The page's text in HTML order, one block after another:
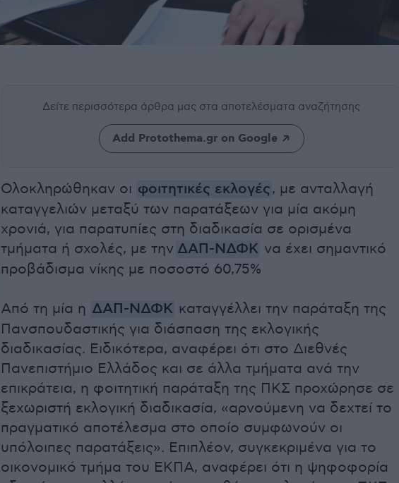
Δείτε περισσότερα άρθρα μας στα αποτελέσματα αναζήτησης
Add Protothema.gr on Google
Ολοκληρώθηκαν οι φοιτητικές εκλογές, με ανταλλαγή
καταγγελιών μεταξύ των παρατάξεων για μία ακόμη
χρονιά, για παρατυπίες στη διαδικασία σε ορισμένα
τμήματα ή σχολές, με την ΔΑΠ-ΝΔΦΚ να έχει σημαντικό
προβάδισμα νίκης με ποσοστό 60,75%
Από τη μία η ΔΑΠ-ΝΔΦΚ καταγγέλλει την παράταξη της
Πανσπουδαστικής για διάσπαση της εκλογικής
διαδικασίας. Ειδικότερα, αναφέρει ότι στο Διεθνές
Πανεπιστήμιο Ελλάδος και σε άλλα τμήματα ανά την
επικράτεια, η φοιτητική παράταξη της ΠΚΣ προχώρησε σε
ξεχωριστή εκλογική διαδικασία, «αρνούμενη να δεχτεί το
πραγματικό αποτέλεσμα στο οποίο συμφωνούν οι
υπόλοιπες παρατάξεις». Επιπλέον, συγκεκριμένα για το
οικονομικό τμήμα του ΕΚΠΑ, αναφέρει ότι η ψηφοφορία